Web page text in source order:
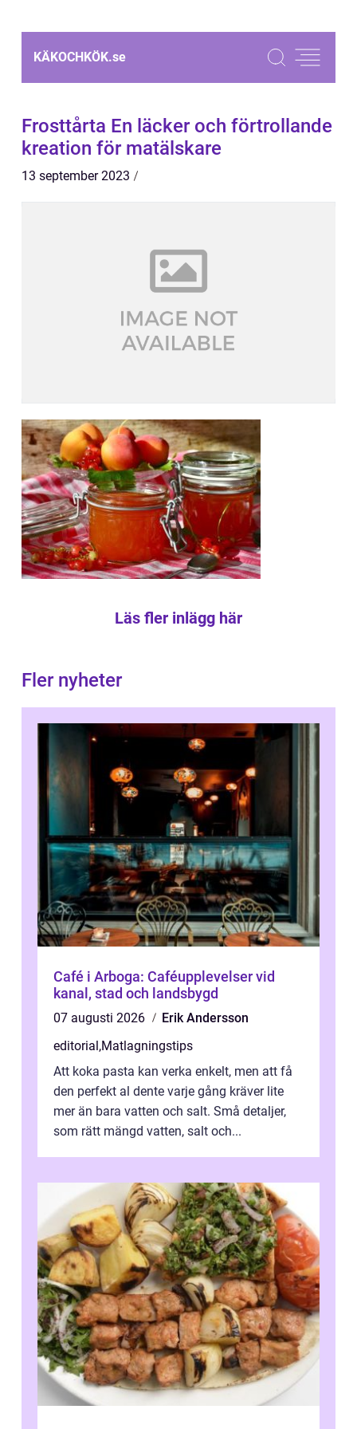
KÄKOCHKÖK.se
Frosttårta En läcker och förtrollande
kreation för matälskare
13 september 2023
Läs fler inlägg här
Fler nyheter
Café i Arboga: Caféupplevelser vid
kanal, stad och landsbygd
07 augusti 2026
Erik Andersson
editorial,Matlagningstips
Att koka pasta kan verka enkelt, men att få
den perfekt al dente varje gång kräver lite
mer än bara vatten och salt. Små detaljer,
som rätt mängd vatten, salt och...